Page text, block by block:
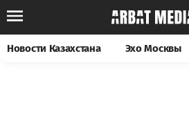
Новости Казахстана Эхо Москвы